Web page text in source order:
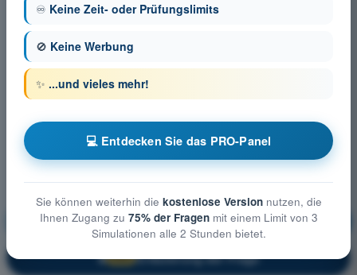
Allgemeine Kenntnisse über UAS Ausbildung!
🔒 PRO Erläuterung der Frage
♾️ Keine Zeit- oder Prüfungslimits
🚫 Keine Werbung
✨ ...und vieles mehr!
💻 Entdecken Sie das PRO-Panel
Sie können weiterhin die kostenlose Versionnutzen, die
Ihnen Zugang zu 75% der Fragenmit einem Limit von 3
Simulationen alle 2 Stunden bietet.